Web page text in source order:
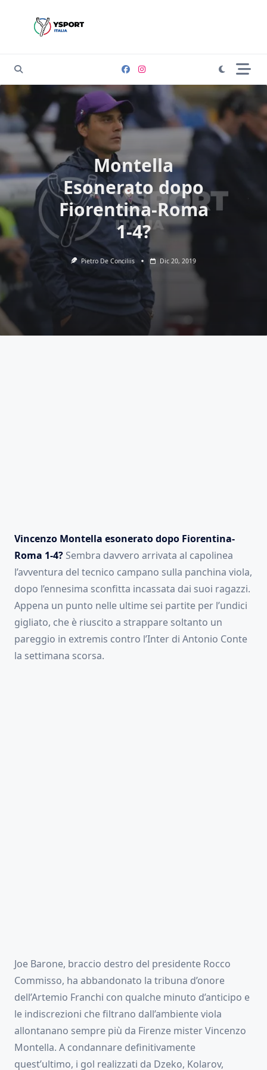
Montella
Esonerato dopo
Fiorentina-Roma
1-4?
Pietro De Conciliis Dic 20, 2019
Vincenzo Montella esonerato dopo Fiorentina-
Roma 1-4? Sembra davvero arrivata al capolinea
l’avventura del tecnico campano sulla panchina viola,
dopo l’ennesima sconfitta incassata dai suoi ragazzi.
Appena un punto nelle ultime sei partite per l’undici
gigliato, che è riuscito a strappare soltanto un
pareggio in extremis contro l’Inter di Antonio Conte
la settimana scorsa.
Joe Barone, braccio destro del presidente Rocco
Commisso, ha abbandonato la tribuna d’onore
dell’Artemio Franchi con qualche minuto d’anticipo e
le indiscrezioni che filtrano dall’ambiente viola
allontanano sempre più da Firenze mister Vincenzo
Montella. A condannare definitivamente
quest’ultimo, i gol realizzati da Dzeko, Kolarov,